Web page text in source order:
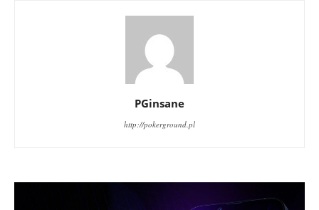
PGinsane
http://pokerground.pl